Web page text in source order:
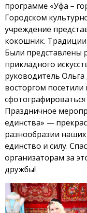
программе «Уфа –
Городском
учреждение
кокошник. Традиции
Были представлены
прикладного
руководитель
восторгом
Праздничное
единства» —
разнообразии
единство и силу.
организаторам за
дружбы!